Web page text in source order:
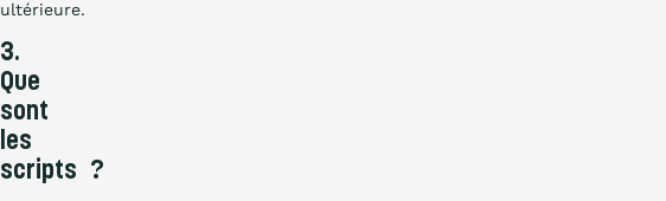
ultérieure.
3.
Que
sont
les
scripts ?